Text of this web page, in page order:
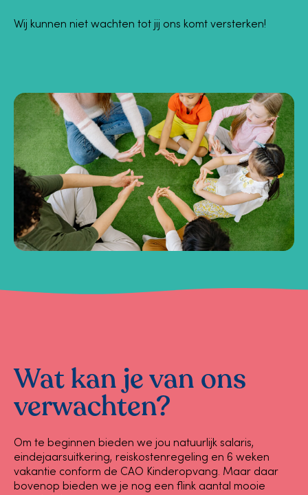
Wij kunnen niet wachten tot jij ons komt versterken!
Wat kan je van ons
verwachten?
Om te beginnen bieden we jou natuurlijk salaris,
eindejaarsuitkering, reiskostenregeling en 6 weken
vakantie conform de CAO Kinderopvang. Maar daar
bovenop bieden we je nog een flink aantal mooie